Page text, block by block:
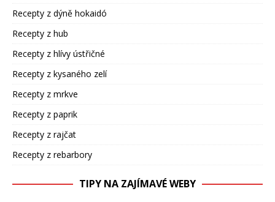
Recepty z dýně hokaidó
Recepty z hub
Recepty z hlívy ústřičné
Recepty z kysaného zelí
Recepty z mrkve
Recepty z paprik
Recepty z rajčat
Recepty z rebarbory
TIPY NA ZAJÍMAVÉ WEBY